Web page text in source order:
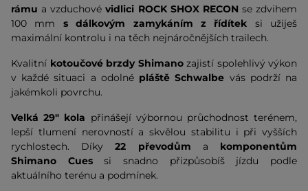
rámu a vzduchovévidlici ROCK SHOX RECON se zdvihem
100 mm s dálkovým zamykáním z řídítek si užiješ
maximální kontrolu i na těch nejnáročnějších trailech.
Kvalitní kotoučové brzdy Shimanozajistí spolehlivý výkon
v každé situaci a odolné pláště Schwalbe vás podrží na
jakémkoli povrchu.
Velká 29" kola přinášejí výbornou průchodnost terénem,
lepší tlumení nerovností a skvělou stabilitu i při vyšších
rychlostech. Díky 22 převodům a komponentům
Shimano Cuessi snadno přizpůsobíš jízdu podle
aktuálního terénu a podmínek.